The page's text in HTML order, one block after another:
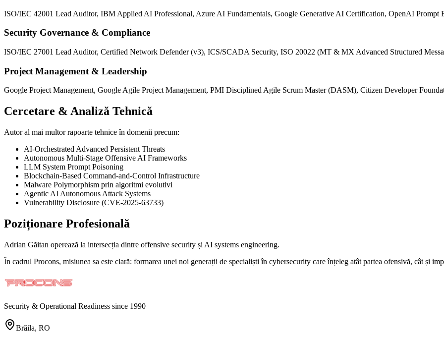
ISO/IEC 42001 Lead Auditor, IBM Applied AI Professional, Azure AI Fundamentals, Google Generative AI Certification, OpenAI Prompt
Security Governance & Compliance
ISO/IEC 27001 Lead Auditor, Certified Network Defender (v3), ICS/SCADA Security, ISO 20022 (MT & MX Advanced Structured
Project Management & Leadership
Google Project Management, Google Agile Project Management, PMI Disciplined Agile Scrum Master (DASM), Citizen Developer
Cercetare & Analiză Tehnică
Autor al mai multor rapoarte tehnice în domenii precum:
AI-Orchestrated Advanced Persistent Threats
Autonomous Multi-Stage Offensive AI Frameworks
LLM System Prompt Poisoning
Blockchain-Based Command-and-Control Infrastructure
Malware Polymorphism prin algoritmi evolutivi
Agentic AI Autonomous Attack Systems
Vulnerability Disclosure (CVE-2025-63733)
Poziționare Profesională
Adrian Găitan operează la intersecția dintre offensive security și AI systems engineering.
În cadrul Procons, misiunea sa este clară: formarea unei noi generații de specialiști în cybersecurity care înțeleg atât partea ofensivă, cât și
Security & Operational Readiness since 1990
Brăila, RO